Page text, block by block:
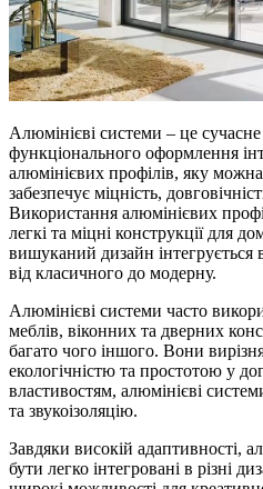
Алюмінієві системи – це
функціонального оформлення
алюмінієвих профілів, яку
забезпечує міцність,
Використання алюмінієвих
легкі та міцні конструкції для
вишуканий дизайн інтегрується
від класичного до модерну.
Алюмінієві системи часто
меблів, віконних та дверних
багато чого іншого. Вони
екологічністю та простотою у
властивостям, алюмінієві
та звукоізоляцію.
Завдяки високій адаптивності,
бути легко інтегровані в різні